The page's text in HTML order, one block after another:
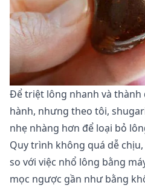
Để triệt lông nhanh và
hành, nhưng theo tôi,
nhẹ nhàng hơn để loại bỏ
Quy trình không quá dễ
so với việc nhổ lông bằng
mọc ngược gần như bằng